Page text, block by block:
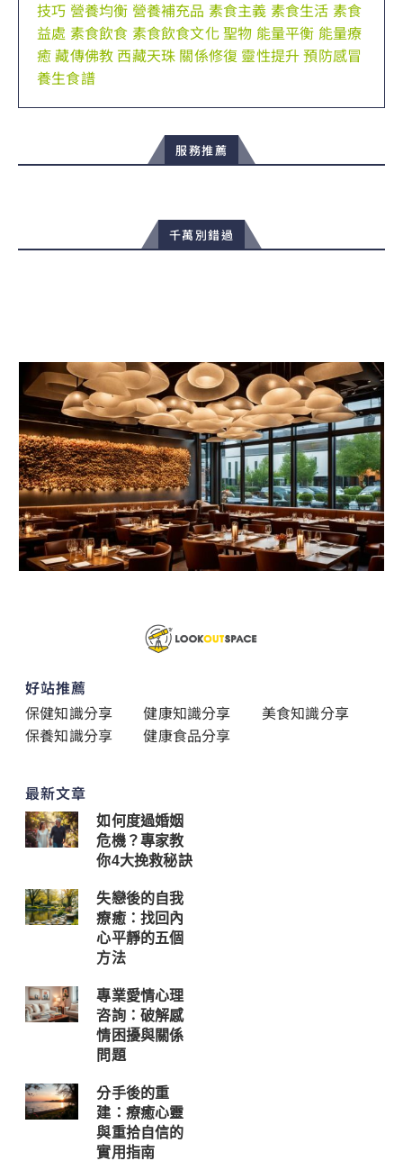
技巧 營養均衡 營養補充品 素食主義 素食生活 素食
益處 素食飲食 素食飲食文化聖物 能量平衡 能量療
癒藏傳佛教 西藏天珠 關係修復 靈性提升預防感冒
養生食譜
服務推薦
千萬別錯過
好站推薦
保健知識分享
健康知識分享
美食知識分享
保養知識分享
健康食品分享
最新文章
如何度過婚姻
危機？專家教
你4大挽救秘訣
失戀後的自我
療癒：找回內
心平靜的五個
方法
專業愛情心理
咨詢：破解感
情困擾與關係
問題
分手後的重
建：療癒心靈
與重拾自信的
實用指南